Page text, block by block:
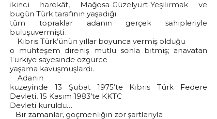
ikinci harekât, Mağosa-Güzelyurt-Yeşilırmak ve
bugün Türk tarafının yaşadığı
tüm topraklar adanın gerçek sahipleriyle
buluşuvermişti.
Kıbrıs Türk’ünün yıllar boyunca vermiş olduğu
o muhteşem direniş mutlu sonla bitmiş; anavatan
Türkiye sayesinde özgürce
yaşama kavuşmuşlardı.
Adanın
kuzeyinde 13 Şubat 1975’te Kıbrıs Türk Federe
Devleti, 15 Kasım 1983’te KKTC
Devleti kuruldu…
Bir zamanlar, göçmenliğin zor şartlarıyla